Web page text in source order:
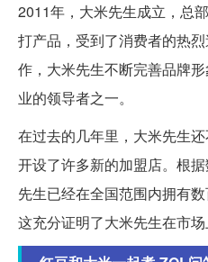
2011年，大米先生成立，总
打产品，受到了消费者的热
作，大米先生不断完善品牌
业的领导者之一。
在过去的几年里，大米先生
开设了许多新的加盟店。根
先生已经在全国范围内拥有
这充分证明了大米先生在市场